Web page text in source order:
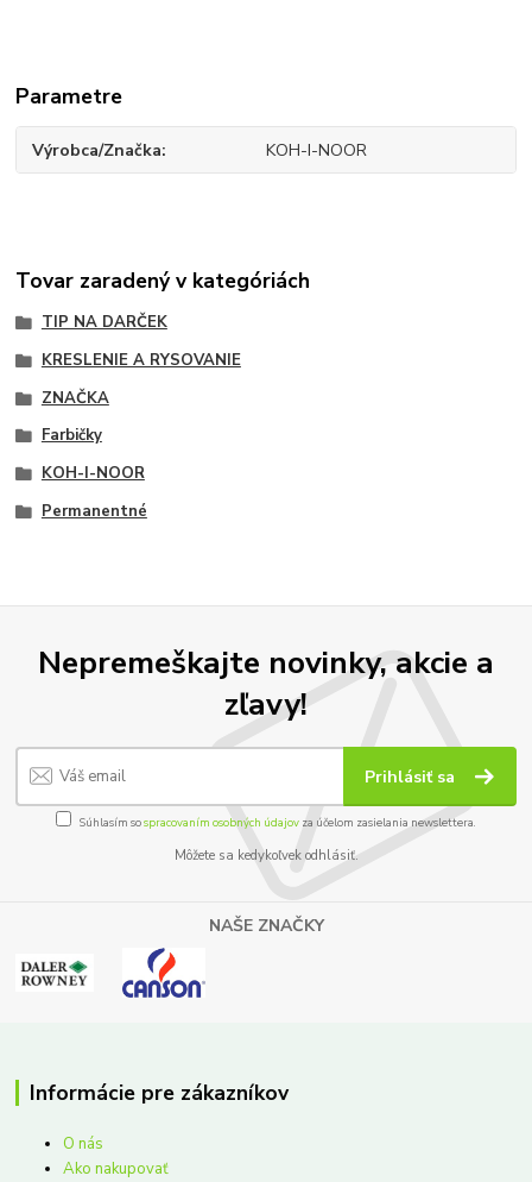
Parametre
Výrobca/Značka KOH-I-NOOR
Tovar zaradený v kategóriách
TIP NA DARČEK
KRESLENIE A RYSOVANIE
ZNAČKA
Farbičky
KOH-I-NOOR
Permanentné
Nepremeškajte novinky, akcie a
zľavy!
Prihlásiť sa
Súhlasím sospracovaním osobných údajov za účelom zasielania newslettera.
Môžete sa kedykoľvek odhlásiť.
NAŠE ZNAČKY
Informácie pre zákazníkov
O nás
Ako nakupovať